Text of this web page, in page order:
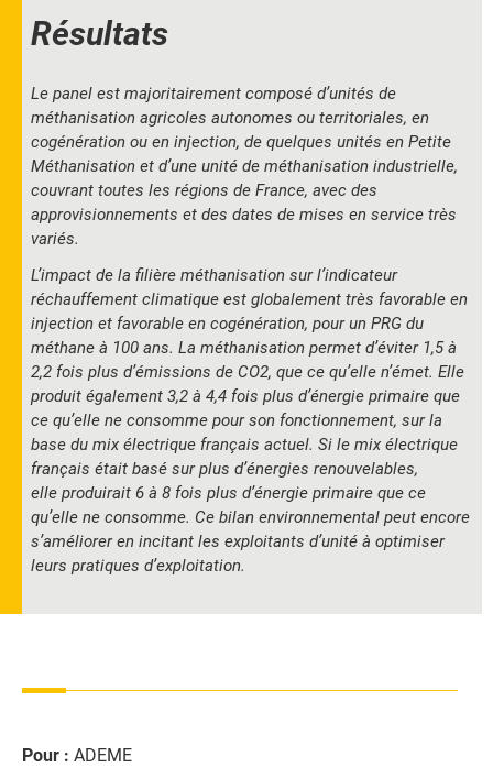
Résultats
Le panel est majoritairement composé d’unités de
méthanisation agricoles autonomes ou territoriales, en
cogénération ou en injection, de quelques unités en Petite
Méthanisation et d’une unité de méthanisation industrielle,
couvrant toutes les régions de France, avec des
approvisionnements et des dates de mises en service très
variés.
L’impact de la filière méthanisation sur l’indicateur
réchauffement climatique est globalement très favorable en
injection et favorable en cogénération, pour un PRG du
méthane à 100 ans. La méthanisation permet d’éviter 1,5 à
2,2 fois plus d’émissions de CO2, que ce qu’elle n’émet. Elle
produit également 3,2 à 4,4 fois plus d’énergie primaire que
ce qu’elle ne consomme pour son fonctionnement, sur la
base du mix électrique français actuel. Si le mix électrique
français était basé sur plus d’énergies renouvelables,
elle produirait 6 à 8 fois plus d’énergie primaire que ce
qu’elle ne consomme. Ce bilan environnemental peut encore
s’améliorer en incitant les exploitants d’unité à optimiser
leurs pratiques d’exploitation.
Pour : ADEME